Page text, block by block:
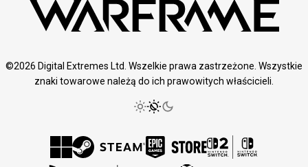
©2026 Digital Extremes Ltd. Wszelkie prawa zastrzeżone. Wszystkie
znaki towarowe należą do ich prawowitych właścicieli.